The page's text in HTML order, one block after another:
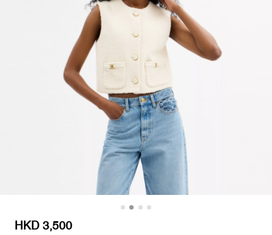
HKD 3,500